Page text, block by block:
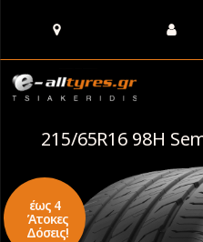
215/65R16 98H
έως 4
Άτοκες
Δόσεις!